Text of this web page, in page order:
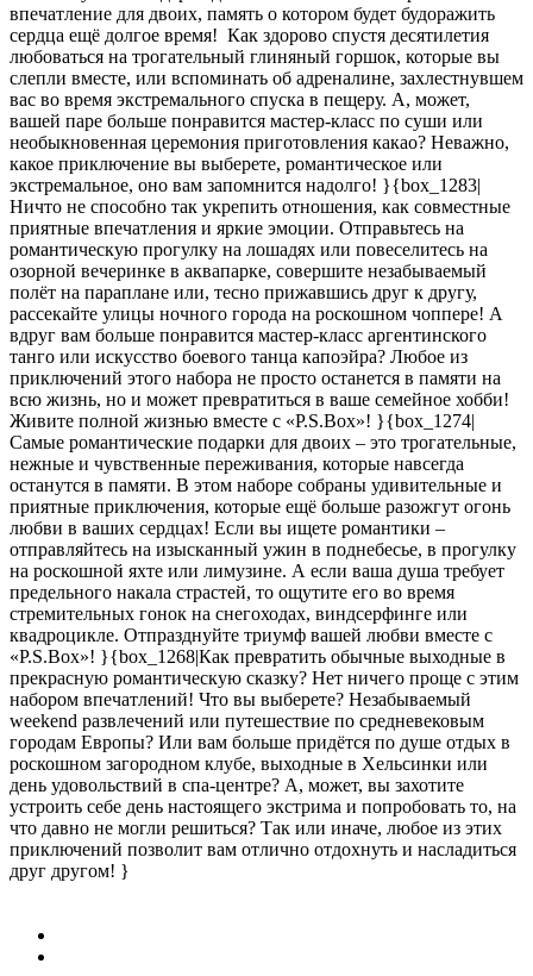
впечатление для двоих, память о котором будет будоражить
сердца ещё долгое время! Как здорово спустя десятилетия
любоваться на трогательный глиняный горшок, которые вы
слепли вместе, или вспоминать об адреналине, захлестнувшем
вас во время экстремального спуска в пещеру. А, может,
вашей паре больше понравится мастер-класс по суши или
необыкновенная церемония приготовления какао? Неважно,
какое приключение вы выберете, романтическое или
экстремальное, оно вам запомнится надолго! }{box_1283|
Ничто не способно так укрепить отношения, как совместные
приятные впечатления и яркие эмоции. Отправьтесь на
романтическую прогулку на лошадях или повеселитесь на
озорной вечеринке в аквапарке, совершите незабываемый
полёт на параплане или, тесно прижавшись друг к другу,
рассекайте улицы ночного города на роскошном чоппере! А
вдруг вам больше понравится мастер-класс аргентинского
танго или искусство боевого танца капоэйра? Любое из
приключений этого набора не просто останется в памяти на
всю жизнь, но и может превратиться в ваше семейное хобби!
Живите полной жизнью вместе с «P.S.Box»! }{box_1274|
Самые романтические подарки для двоих – это трогательные,
нежные и чувственные переживания, которые навсегда
останутся в памяти. В этом наборе собраны удивительные и
приятные приключения, которые ещё больше разожгут огонь
любви в ваших сердцах! Если вы ищете романтики –
отправляйтесь на изысканный ужин в поднебесье, в прогулку
на роскошной яхте или лимузине. А если ваша душа требует
предельного накала страстей, то ощутите его во время
стремительных гонок на снегоходах, виндсерфинге или
квадроцикле. Отпразднуйте триумф вашей любви вместе с
«P.S.Box»! }{box_1268|Как превратить обычные выходные в
прекрасную романтическую сказку? Нет ничего проще с этим
набором впечатлений! Что вы выберете? Незабываемый
weekend развлечений или путешествие по средневековым
городам Европы? Или вам больше придётся по душе отдых в
роскошном загородном клубе, выходные в Хельсинки или
день удовольствий в спа-центре? А, может, вы захотите
устроить себе день настоящего экстрима и попробовать то, на
что давно не могли решиться? Так или иначе, любое из этих
приключений позволит вам отлично отдохнуть и насладиться
друг другом! }